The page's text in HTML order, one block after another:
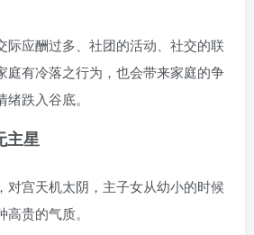
际应酬过多、社团的活动、社交的联
庭有冷落之行为，也会带来家庭的争
跌入谷底。
主星
对宫天机太阴，主子女从幼小的时候
贵的气质。